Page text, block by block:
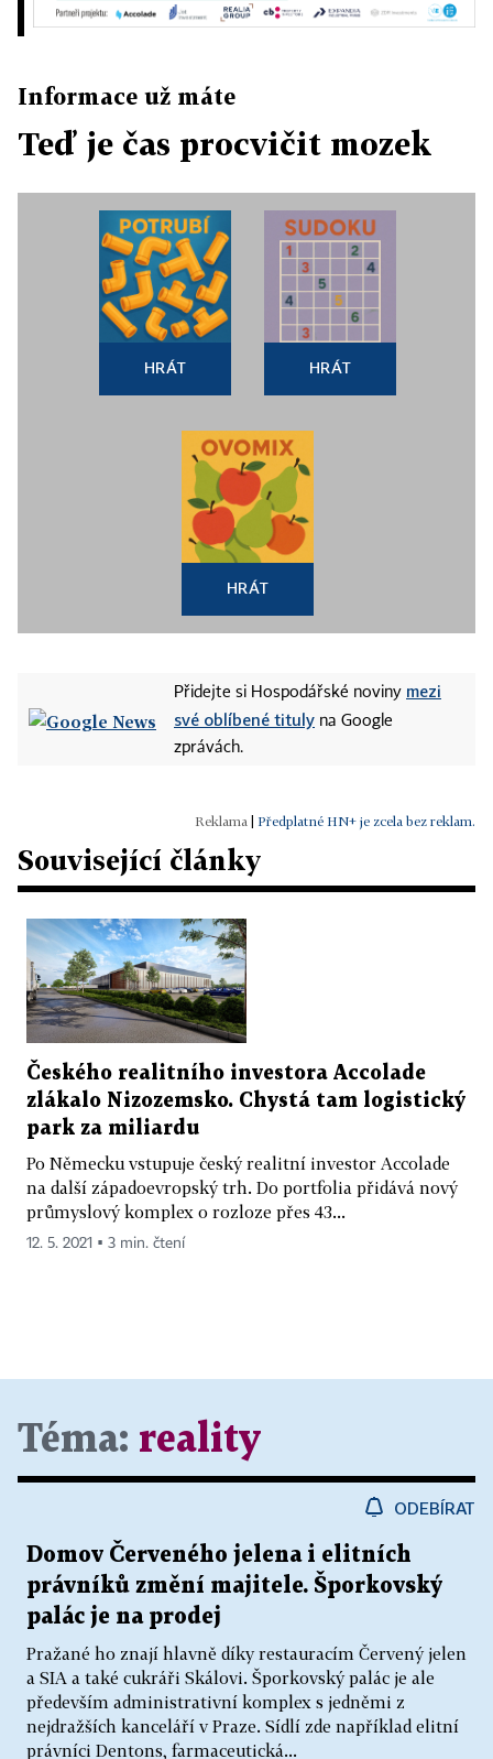
Informace už máte
Teď je čas procvičit mozek
HRÁT HRÁT
HRÁT
Přidejte si Hospodářské noviny mezi
své oblíbené tituly na Google
zprávách.
Předplatné HN+ je zcela bez reklam.
Související články
Českého realitního investora Accolade
zlákalo Nizozemsko. Chystá tam logistický
park za miliardu
Po Německu vstupuje český realitní investor Accolade
na další západoevropský trh. Do portfolia přidává nový
průmyslový komplex o rozloze přes 43...
12. 5. 2021 ▪ 3 min. čtení
Téma: reality
ODEBÍRAT
Domov Červeného jelena i elitních
právníků změní majitele. Šporkovský
palác je na prodej
Pražané ho znají hlavně díky restauracím Červený jelen
a SIA a také cukráři Skálovi. Šporkovský palác je ale
především administrativní komplex s jedněmi z
nejdražších kanceláří v Praze. Sídlí zde například elitní
právníci Dentons, farmaceutická...